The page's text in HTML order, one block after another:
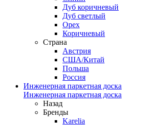
Дуб коричневый
Дуб светлый
Орех
Коричневый
Страна
Австрия
США/Китай
Польша
Россия
Инженерная паркетная доска
Инженерная паркетная доска
Назад
Бренды
Karelia